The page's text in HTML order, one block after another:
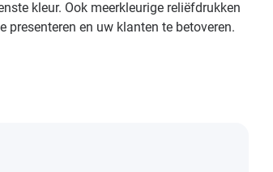
kleur. Ook meerkleurige reliëfdrukken
en uw klanten te betoveren.